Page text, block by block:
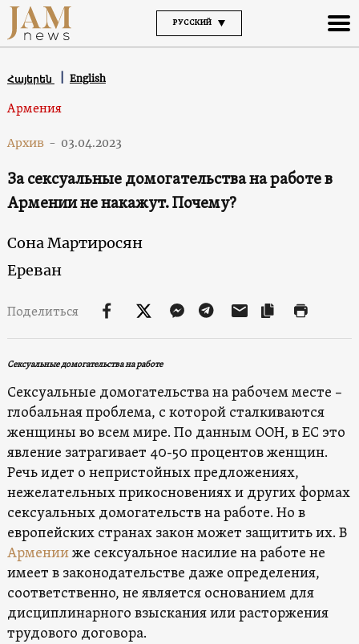
РУССКИЙ
Հայերեն English
Армения
Архив - 03.04.2023
За сексуальные домогательства на работе в
Армении не накажут. Почему?
Сона Мартиросян
Ереван
Поделиться
Сексуальные домогательства на работе
Сексуальные домогательства на рабочем месте –
глобальная проблема, с которой сталкиваются
женщины во всем мире. По данным ООН, в ЕС это
явление затрагивает 40-50 процентов женщин.
Речь идет о непристойных предложениях,
нежелательных прикосновениях и других формах
сексуальных домогательств на работе. Но в
европейских странах закон может защитить их. В
Арменииже сексуальное насилие на работе не
имеет в законодательстве даже определения,
соответственно, не является основанием для
дисциплинарного взыскания или расторжения
трудового договора.